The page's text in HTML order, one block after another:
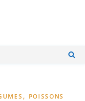
, POISSONS